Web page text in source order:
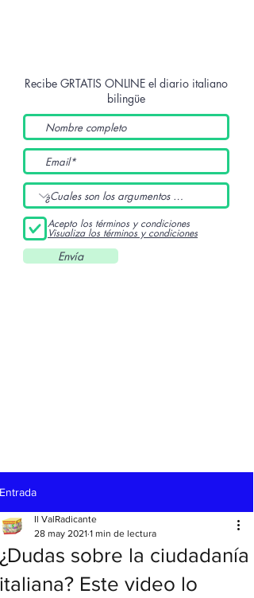
Recibe GRTATIS ONLINE el diario italiano
bilingüe
Acepto los términos y condiciones
Visualiza los términos y condiciones
Envía
Entrada
¿Dudas sobre la ciudadanía
italiana? Este video lo
Il ValRadicante
28 may 2021 1 min de lectura